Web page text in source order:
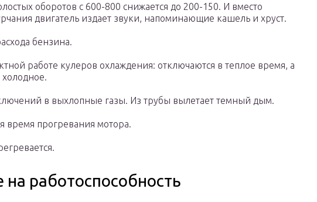
оборотов с 600-800 снижается до 200-150. И вместо
двигатель издает звуки, напоминающие кашель и хруст.
бензина.
работе кулеров охлаждения: отключаются в теплое время, а
в выхлопные газы. Из трубы вылетает темный дым.
время прогревания мотора.
работоспособность